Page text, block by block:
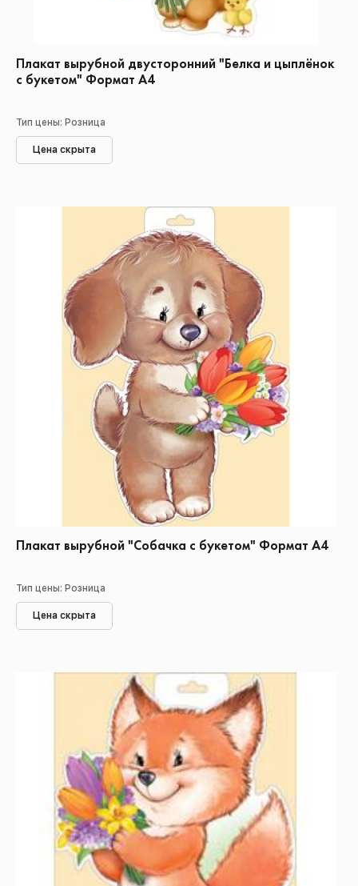
Плакат вырубной двусторонний "Белка и цыплёнок
с букетом" Формат А4
Тип цены: Розница
Цена скрыта
Плакат вырубной "Собачка с букетом" Формат А4
Тип цены: Розница
Цена скрыта